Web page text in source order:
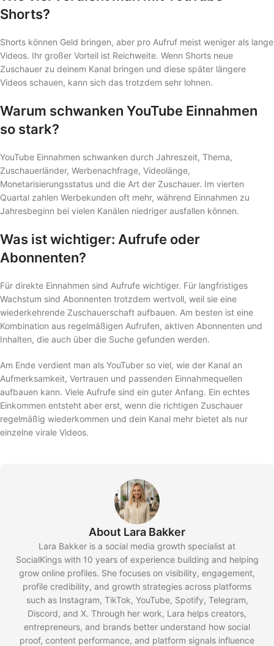
Shorts?
Shorts können Geld bringen, aber pro Aufruf meist weniger als lange
Videos. Ihr großer Vorteil ist Reichweite. Wenn Shorts neue
Zuschauer zu deinem Kanal bringen und diese später längere
Videos schauen, kann sich das trotzdem sehr lohnen.
Warum schwanken YouTube Einnahmen
so stark?
YouTube Einnahmen schwanken durch Jahreszeit, Thema,
Zuschauerländer, Werbenachfrage, Videolänge,
Monetarisierungsstatus und die Art der Zuschauer. Im vierten
Quartal zahlen Werbekunden oft mehr, während Einnahmen zu
Jahresbeginn bei vielen Kanälen niedriger ausfallen können.
Was ist wichtiger: Aufrufe oder
Abonnenten?
Für direkte Einnahmen sind Aufrufe wichtiger. Für langfristiges
Wachstum sind Abonnenten trotzdem wertvoll, weil sie eine
wiederkehrende Zuschauerschaft aufbauen. Am besten ist eine
Kombination aus regelmäßigen Aufrufen, aktiven Abonnenten und
Inhalten, die auch über die Suche gefunden werden.
Am Ende verdient man als YouTuber so viel, wie der Kanal an
Aufmerksamkeit, Vertrauen und passenden Einnahmequellen
aufbauen kann. Viele Aufrufe sind ein guter Anfang. Ein echtes
Einkommen entsteht aber erst, wenn die richtigen Zuschauer
regelmäßig wiederkommen und dein Kanal mehr bietet als nur
einzelne virale Videos.
About Lara Bakker
Lara Bakker is a social media growth specialist at
SocialKings with 10 years of experience building and helping
grow online profiles. She focuses on visibility, engagement,
profile credibility, and growth strategies across platforms
such as Instagram, TikTok, YouTube, Spotify, Telegram,
Discord, and X. Through her work, Lara helps creators,
entrepreneurs, and brands better understand how social
proof, content performance, and platform signals influence